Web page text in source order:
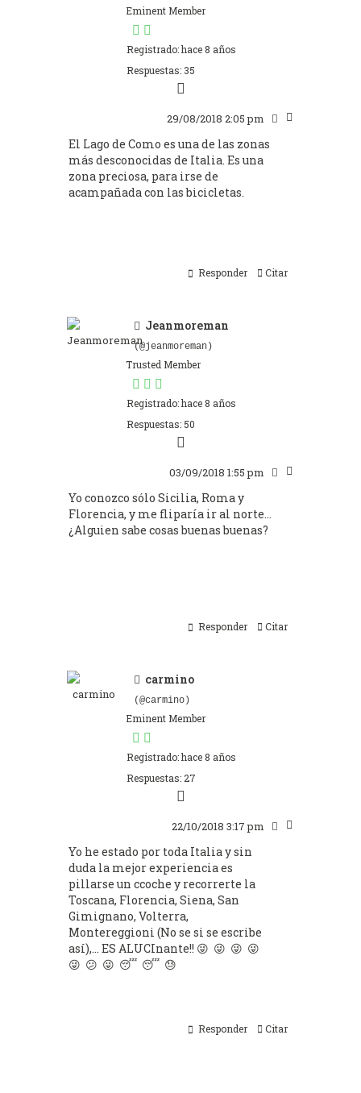
Eminent Member
Registrado: hace 8 años
Respuestas: 35
29/08/2018 2:05 pm
El Lago de Como es una de las zonas
más desconocidas de Italia. Es una
zona preciosa, para irse de
acampañada con las bicicletas.
Responder Citar
Jeanmoreman
(@jeanmoreman)
Trusted Member
Registrado: hace 8 años
Respuestas: 50
03/09/2018 1:55 pm
Yo conozco sólo Sicilia, Roma y
Florencia, y me fliparía ir al norte...
¿Alguien sabe cosas buenas buenas?
Responder Citar
carmino
(@carmino)
Eminent Member
Registrado: hace 8 años
Respuestas: 27
22/10/2018 3:17 pm
Yo he estado por toda Italia y sin
duda la mejor experiencia es
pillarse un ccoche y recorrerte la
Toscana, Florencia, Siena, San
Gimignano, Volterra,
Montereggioni (No se si se escribe
así),... ES ALUCInante!! 😜 😜 😜 😜
😜 😕 😜 😴 😴 😓
Responder Citar